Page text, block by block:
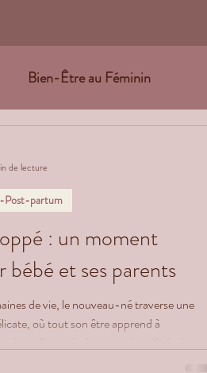
Bien-Être au Féminin
: un moment
bébé et ses parents
de vie, le nouveau-né traverse une
où tout son être apprend à
extérieur. Le bain enveloppé, également
Post-partum
de lecture